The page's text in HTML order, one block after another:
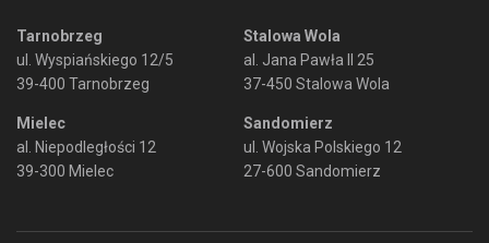
Tarnobrzeg
ul. Wyspiańskiego 12/5
39-400 Tarnobrzeg
Mielec
al. Niepodległości 12
39-300 Mielec
Stalowa Wola
al. Jana Pawła II 25
37-450 Stalowa Wola
Sandomierz
ul. Wojska Polskiego 12
27-600 Sandomierz